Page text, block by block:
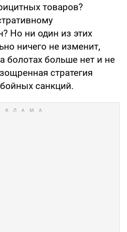
товаров?
Но ни один из этих
ничего не изменит,
болотах больше нет и не
стратегия
санкций.